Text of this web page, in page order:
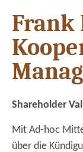
Frank
Shareholder
Mit Ad-hoc
über die